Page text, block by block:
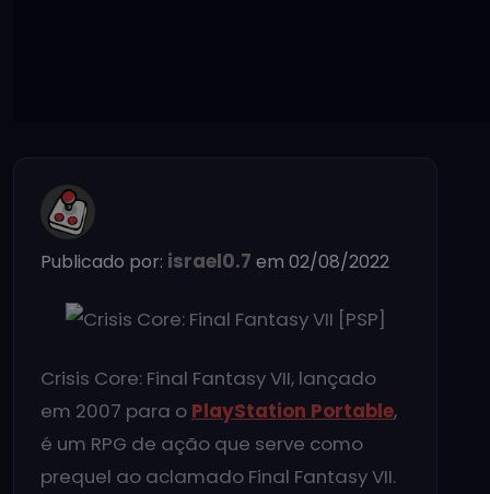
Publicado por: israel0.7 em 02/08/2022
Crisis Core: Final Fantasy VII, lançado
em 2007 para o PlayStation Portable,
é um RPG de ação que serve como
prequel ao aclamado Final Fantasy VII.